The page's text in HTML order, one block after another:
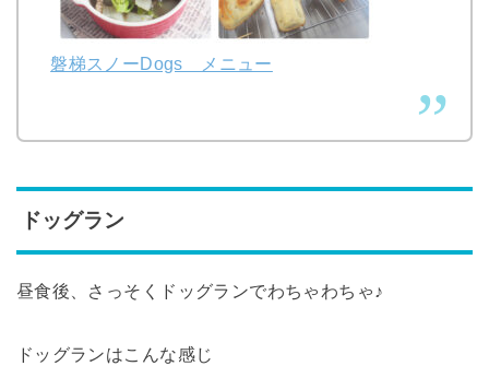
磐梯スノーDogs メニュー
ドッグラン
昼食後、さっそくドッグランでわちゃわちゃ♪
ドッグランはこんな感じ